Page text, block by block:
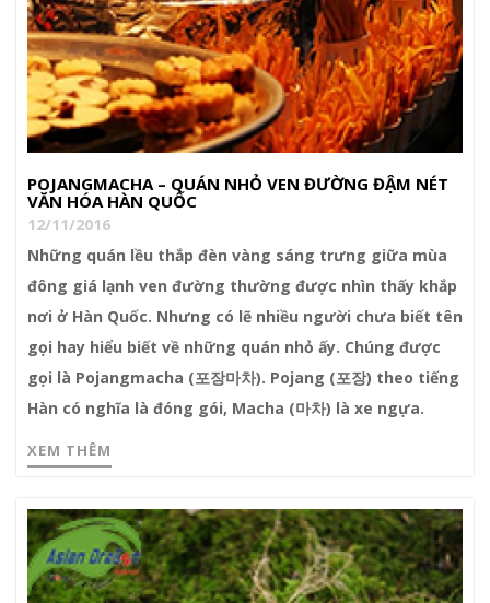
POJANGMACHA – QUÁN NHỎ VEN ĐƯỜNG ĐẬM NÉT
VĂN HÓA HÀN QUỐC
12/11/2016
Những quán lều thắp đèn vàng sáng trưng giữa mùa
đông giá lạnh ven đường thường được nhìn thấy khắp
nơi ở Hàn Quốc. Nhưng có lẽ nhiều người chưa biết tên
gọi hay hiểu biết về những quán nhỏ ấy. Chúng được
gọi là Pojangmacha (포장마차). Pojang (포장) theo tiếng
Hàn có nghĩa là đóng gói, Macha (마차) là xe ngựa.
XEM THÊM